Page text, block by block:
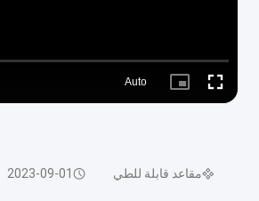
Auto
Picture- Fullscreen
مقاعد قابلة للطي 2023-09-01